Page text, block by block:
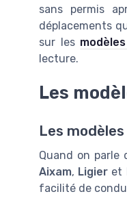
sans permis
déplacements
sur les
lecture.
Les
Les
Quand on parle
Aixam, Ligier et
facilité de